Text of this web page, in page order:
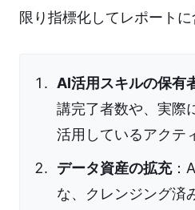
限り指標化してレポートに
AI活用スキルの保有
講完了者数や、実際
活用しているアクテ
データ資産の拡充：
な、クレンジング済